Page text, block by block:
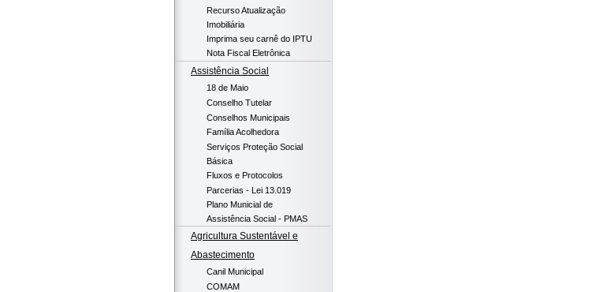
Recurso Atualização
Imobiliária
Imprima seu carnê do IPTU
Nota Fiscal Eletrônica
Assistência Social
18 de Maio
Conselho Tutelar
Conselhos Municipais
Família Acolhedora
Serviços Proteção Social
Básica
Fluxos e Protocolos
Parcerias - Lei 13.019
Plano Municial de
Assistência Social - PMAS
Agricultura Sustentável e
Abastecimento
Canil Municipal
COMAM